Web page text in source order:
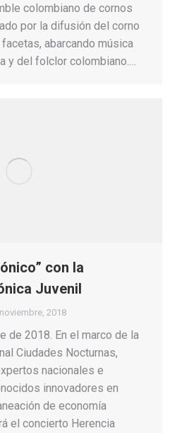
colombiano de cornos
por la difusión del corno
abarcando música
y del folclor colombiano.…
con la
Juvenil
2018
de 2018. En el marco de la
Ciudades Nocturnas,
nacionales e
innovadores en
de economía
el concierto Herencia